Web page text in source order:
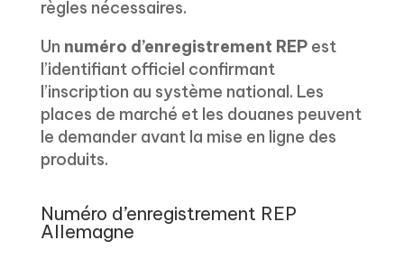
règles nécessaires.
Un numéro d’enregistrement REPest
l’identifiant officiel confirmant
l’inscription au système national. Les
places de marché et les douanes peuvent
le demander avant la mise en ligne des
produits.
Numéro d’enregistrement REP
Allemagne